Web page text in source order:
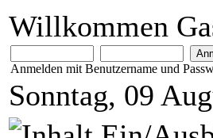
Willkommen
Anmelden mit Benutzername und
Sonntag, 09